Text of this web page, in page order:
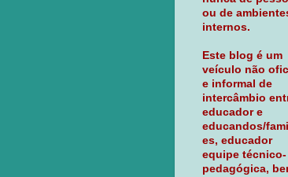
ou de
internos.
Este blog é um
veículo não
e informal de
intercâmbio
educador e
educandos/
es, educador
equipe técnico-
pedagógica,